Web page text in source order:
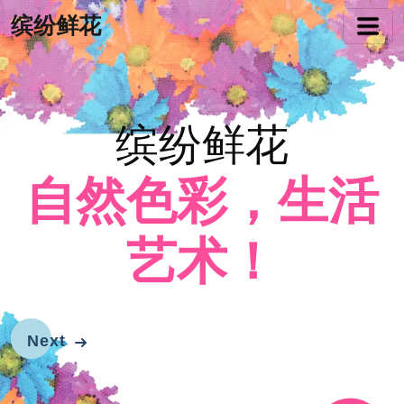
缤纷鲜花
缤纷鲜花
自然色彩，生活
艺术！
Next